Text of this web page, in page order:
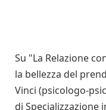
Su "La Relazione
la bellezza del
Vinci (psicologo-
di Specializzazione